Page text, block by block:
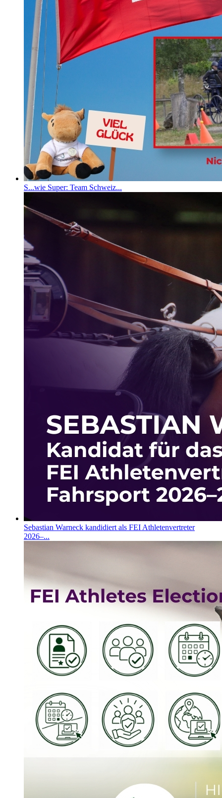
S...wie Super: Team Schweiz...
Sebastian Warneck kandidiert als FEI Athletenvertreter
2026–...